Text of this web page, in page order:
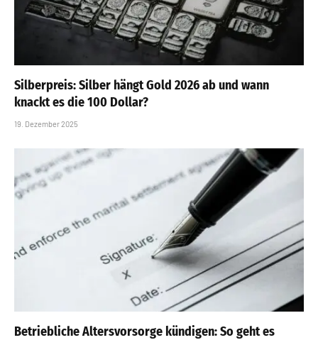
Silberpreis: Silber hängt Gold 2026 ab und wann
knackt es die 100 Dollar?
19. Dezember 2025
Betriebliche Altersvorsorge kündigen: So geht es